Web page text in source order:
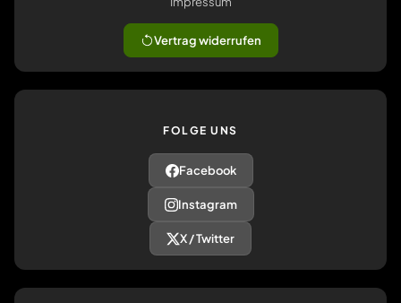
Vertrag widerrufen
FOLGE UNS
Facebook
Instagram
X / Twitter